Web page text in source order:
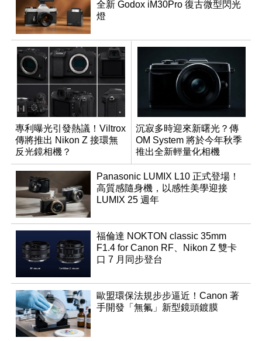
全新 Godox iM30Pro 復古微型閃光
燈
專利曝光引發熱議！Viltrox
傳將推出 Nikon Z 接環無
反光鏡相機？
沉寂多時迎來新曙光？傳
OM System 將於今年秋季
推出全新輕量化相機
Panasonic LUMIX L10 正式登場！
高質感隨身機，以感性美學迎接
LUMIX 25 週年
福倫達 NOKTON classic 35mm
F1.4 for Canon RF、Nikon Z 雙卡
口 7 月同步登台
歐盟環保法規步步逼近！Canon 著
手開發「無氟」新型鏡頭鍍膜